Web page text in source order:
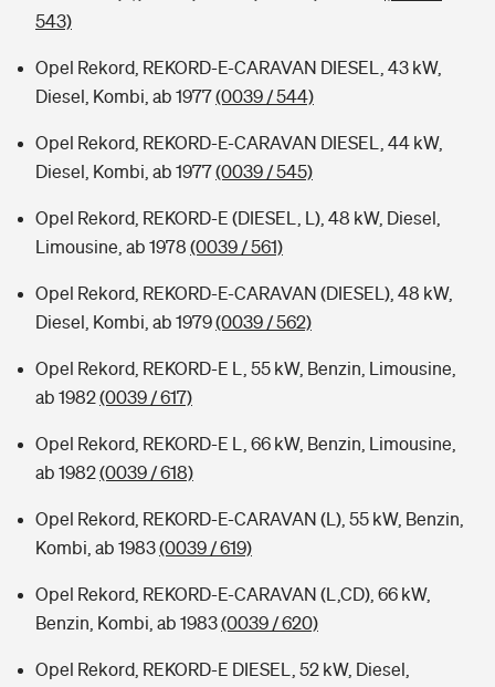
543)
Opel Rekord, REKORD-E-CARAVAN DIESEL, 43 kW,
Diesel, Kombi, ab 1977(0039 / 544)
Opel Rekord, REKORD-E-CARAVAN DIESEL, 44 kW,
Diesel, Kombi, ab 1977(0039 / 545)
Opel Rekord, REKORD-E (DIESEL, L), 48 kW, Diesel,
Limousine, ab 1978 (0039 / 561)
Opel Rekord, REKORD-E-CARAVAN (DIESEL), 48 kW,
Diesel, Kombi, ab 1979(0039 / 562)
Opel Rekord, REKORD-E L, 55 kW, Benzin, Limousine,
ab 1982(0039 / 617)
Opel Rekord, REKORD-E L, 66 kW, Benzin, Limousine,
ab 1982(0039 / 618)
Opel Rekord, REKORD-E-CARAVAN (L), 55 kW, Benzin,
Kombi, ab 1983(0039 / 619)
Opel Rekord, REKORD-E-CARAVAN (L,CD), 66 kW,
Benzin, Kombi, ab 1983(0039 / 620)
Opel Rekord, REKORD-E DIESEL, 52 kW, Diesel,